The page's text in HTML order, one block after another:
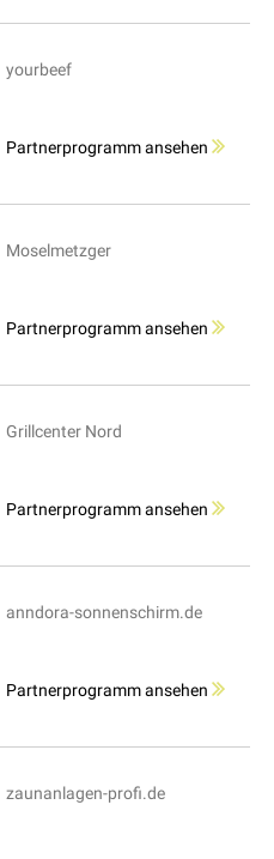
yourbeef
Partnerprogramm ansehen
Moselmetzger
Partnerprogramm ansehen
Grillcenter Nord
Partnerprogramm ansehen
anndora-sonnenschirm.de
Partnerprogramm ansehen
zaunanlagen-profi.de